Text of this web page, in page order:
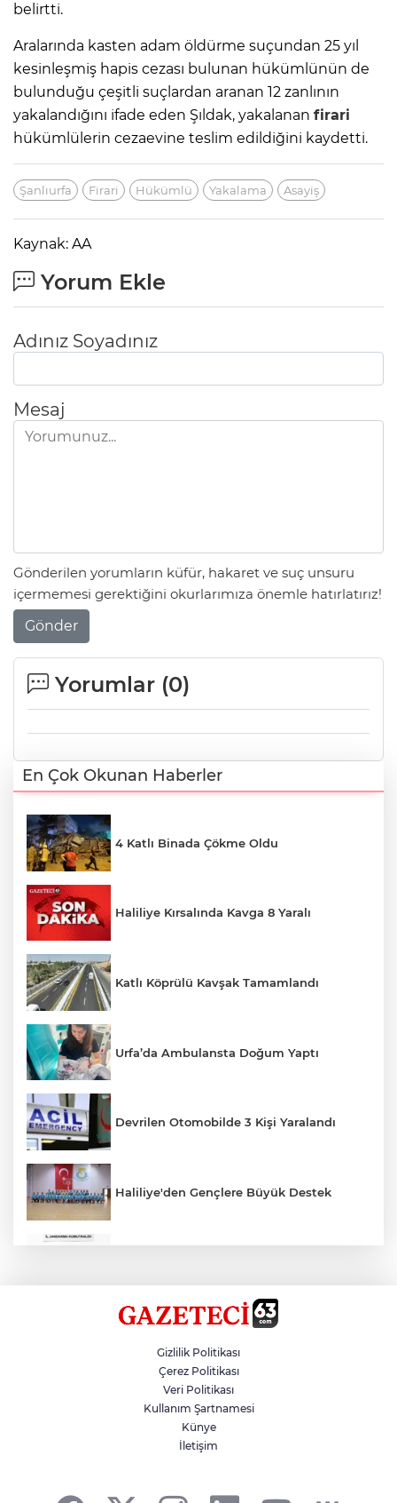
belirtti.
Aralarında kasten adam öldürme suçundan 25 yıl
kesinleşmiş hapis cezası bulunan hükümlünün de
bulunduğu çeşitli suçlardan aranan 12 zanlının
yakalandığını ifade eden Şıldak, yakalanan firari
hükümlülerin cezaevine teslim edildiğini kaydetti.
Şanlıurfa Firari Hükümlü Yakalama Asayiş
Kaynak: AA
Yorum Ekle
Adınız Soyadınız
Mesaj
Gönderilen yorumların küfür, hakaret ve suç unsuru
içermemesi gerektiğini okurlarımıza önemle hatırlatırız!
Gönder
Yorumlar (0)
En Çok Okunan Haberler
4 Katlı Binada Çökme Oldu
Haliliye Kırsalında Kavga 8 Yaralı
Katlı Köprülü Kavşak Tamamlandı
Urfa’da Ambulansta Doğum Yaptı
Devrilen Otomobilde 3 Kişi Yaralandı
Haliliye'den Gençlere Büyük Destek
Hikmet Başak’tan Ulaşım Çalışması
Atatürk Bulvarında Asfalt Yenileniyor
Gizlilik Politikası
Çerez Politikası
Veri Politikası
Kullanım Şartnamesi
Künye
İletişim